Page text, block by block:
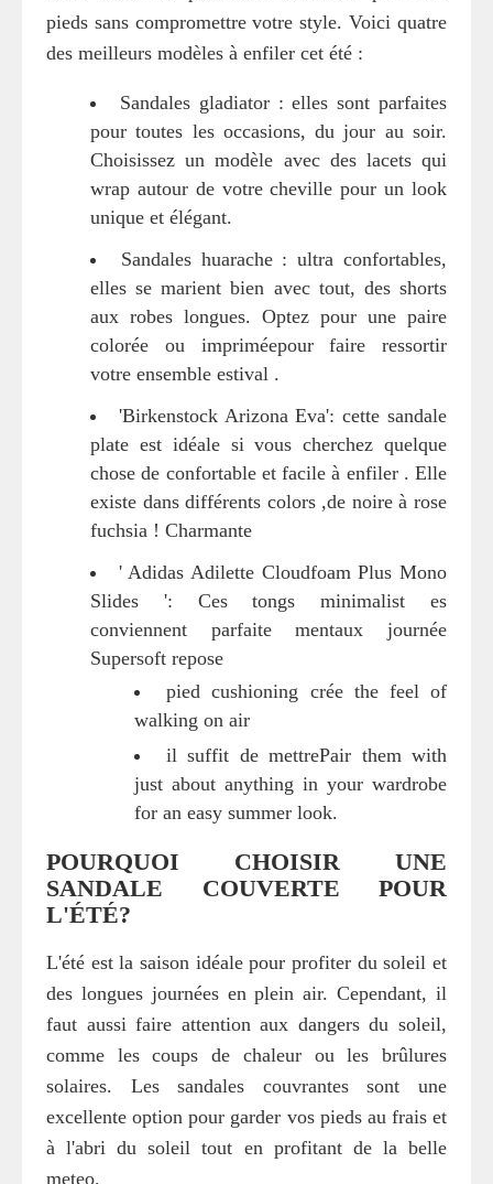
pieds sans compromettre votre style. Voici quatre
des meilleurs modèles à enfiler cet été :
Sandales gladiator : elles sont parfaites
pour toutes les occasions, du jour au soir.
Choisissez un modèle avec des lacets qui
wrap autour de votre cheville pour un look
unique et élégant.
Sandales huarache : ultra confortables,
elles se marient bien avec tout, des shorts
aux robes longues. Optez pour une paire
colorée ou impriméepour faire ressortir
votre ensemble estival .
'Birkenstock Arizona Eva': cette sandale
plate est idéale si vous cherchez quelque
chose de confortable et facile à enfiler . Elle
existe dans différents colors ,de noire à rose
fuchsia ! Charmante
' Adidas Adilette Cloudfoam Plus Mono
Slides ': Ces tongs minimalist es
conviennent parfaite mentaux journée
Supersoft repose
pied cushioning crée the feel of
walking on air
il suffit de mettrePair them with
just about anything in your wardrobe
for an easy summer look.
POURQUOI CHOISIR UNE
SANDALE COUVERTE POUR
L'ÉTÉ?
L'été est la saison idéale pour profiter du soleil et
des longues journées en plein air. Cependant, il
faut aussi faire attention aux dangers du soleil,
comme les coups de chaleur ou les brûlures
solaires. Les sandales couvrantes sont une
excellente option pour garder vos pieds au frais et
à l'abri du soleil tout en profitant de la belle
meteo.